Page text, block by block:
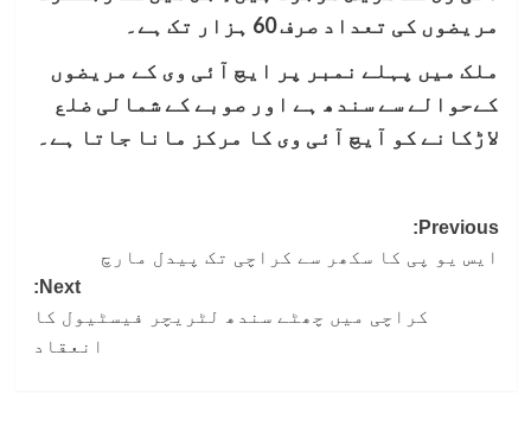
مریضوں کی تعداد صرف 60 ہزار تک ہے۔
ملک میں پہلے نمبر پر ایچ آئی وی کے مریضوں
کےحوالے سے سندھ ہے اور صوبے کے شمالی ضلع
لاڑکانے کو آیچ آئی وی کا مرکز مانا جاتا ہے۔
Post
navigation
Previous:
ایس یو پی کا سکھر سے کراچی تک پیدل مارچ
Next:
کراچی میں چھٹے سندھ لٹریچر فیسٹیول کا
انعقاد